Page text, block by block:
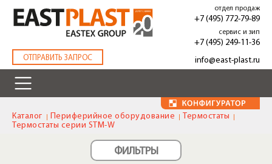
основному
содержанию
ОТПРАВИТЬ ЗАПРОС
отдел продаж
+7 (495) 772-79-89
сервис и зип
+7 (495) 249-11-36
info@east-plast.ru
Каталог Периферийное оборудование
Термостаты
Термостаты серии STM-W
ФИЛЬТРЫ